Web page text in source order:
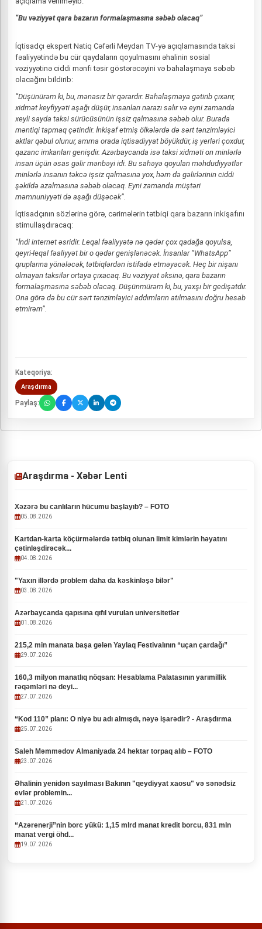
“Bu vəziyyət qara bazarın formalaşmasına səbəb olacaq”
İqtisadçı ekspert Natiq Cəfərli Meydan TV-yə açıqlamasında taksi
fəaliyyətində bu cür qaydaların qoyulmasını əhalinin sosial
vəziyyətinə ciddi mənfi təsir göstərəcəyini və bahalaşmaya səbəb
olacağını bildirib:
“Düşünürəm ki, bu, mənasız bir qərardır. Bahalaşmaya gətirib çıxarır,
xidmət keyfiyyəti aşağı düşür, insanları narazı salır və eyni zamanda
xeyli sayda taksi sürücüsünün işsiz qalmasına səbəb olur. Burada
məntiqi tapmaq çətindir. İnkişaf etmiş ölkələrdə də sərt tənzimləyici
aktlar qəbul olunur, amma orada iqtisadiyyat böyükdür, iş yerləri çoxdur,
qazanc imkanları genişdir. Azərbaycanda isə taksi xidməti on minlərlə
insan üçün əsas gəlir mənbəyi idi. Bu sahəyə qoyulan məhdudiyyətlər
minlərlə insanın təkcə işsiz qalmasına yox, həm də gəlirlərinin ciddi
şəkildə azalmasına səbəb olacaq. Eyni zamanda müştəri
məmnuniyyəti də aşağı düşəcək”.
İqtisadçının sözlərinə görə, cərimələrin tətbiqi qara bazarın inkişafını
stimullaşdıracaq:
“İndi internet əsridir. Leqal fəaliyyətə nə qədər çox qadağa qoyulsa,
qeyri-leqal fəaliyyət bir o qədər genişlənəcək. İnsanlar “WhatsApp”
qruplarına yönələcək, tətbiqlərdən istifadə etməyəcək. Heç bir nişanı
olmayan taksilər ortaya çıxacaq. Bu vəziyyət əksinə, qara bazarın
formalaşmasına səbəb olacaq. Düşünmürəm ki, bu, yaxşı bir gedişatdır.
Ona görə də bu cür sərt tənzimləyici addımların atılmasını doğru hesab
etmirəm”.
Kateqoriya:
Araşdırma
Paylaş:
Araşdırma - Xəbər Lenti
Xəzərə bu canlıların hücumu başlayıb? – FOTO
05.08.2026
Kartdan-karta köçürmələrdə tətbiq olunan limit kimlərin həyatını
çətinləşdirəcək...
04.08.2026
"Yaxın illərdə problem daha da kəskinləşə bilər"
03.08.2026
Azərbaycanda qapısına qıfıl vurulan universitetlər
01.08.2026
215,2 min manata başa gələn Yaylaq Festivalının “uçan çardağı”
29.07.2026
160,3 milyon manatlıq nöqsan: Hesablama Palatasının yarımillik
rəqəmləri nə deyi...
27.07.2026
“Kod 110” planı: O niyə bu adı almışdı, nəyə işarədir? - Araşdırma
25.07.2026
Saleh Məmmədov Almaniyada 24 hektar torpaq alıb – FOTO
23.07.2026
Əhalinin yenidən sayılması Bakının "qeydiyyat xaosu" və sənədsiz
evlər problemin...
21.07.2026
“Azərenerji”nin borc yükü: 1,15 mlrd manat kredit borcu, 831 mln
manat vergi öhd...
19.07.2026